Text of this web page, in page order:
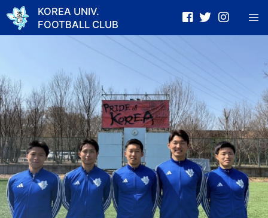
Skip
KOREA UNIV.
FOOTBALL CLUB